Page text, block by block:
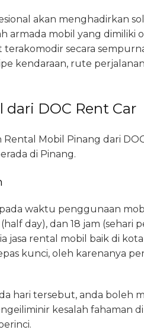
akan menghadirkan
armada mobil yang dimiliki
secara
kendaraan, rute
DOC Rent Car
Mobil Pinang dari
di Pinang.
waktu penggunaan
day), dan 18 jam
jasa rental mobil baik di
kunci, oleh karenanya
hari tersebut, anda boleh
kesalah fahaman di